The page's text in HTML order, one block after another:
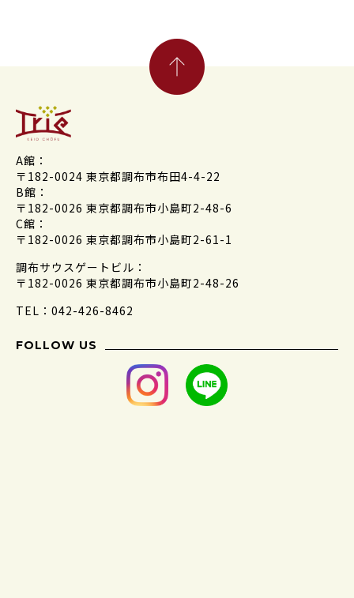
A館：
〒182-0024 東京都調布市布田4-4-22
B館：
〒182-0026 東京都調布市小島町2-48-6
C館：
〒182-0026 東京都調布市小島町2-61-1
調布サウスゲートビル：
〒182-0026 東京都調布市小島町2-48-26
TEL：042-426-8462
FOLLOW US